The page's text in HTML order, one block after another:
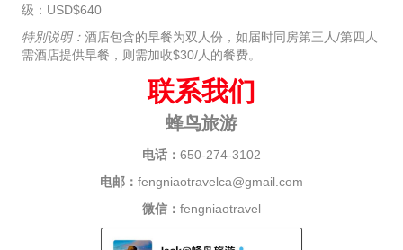
级：USD$640
特別说明： 酒店包含的早餐为双人份，如届时同房第三人/第四人
需酒店提供早餐，则需加收$30/人的餐费。
联系我们
蜂鸟旅游
电话： 650-274-3102
电邮： fengniaotravelca@gmail.com
微信： fengniaotravel